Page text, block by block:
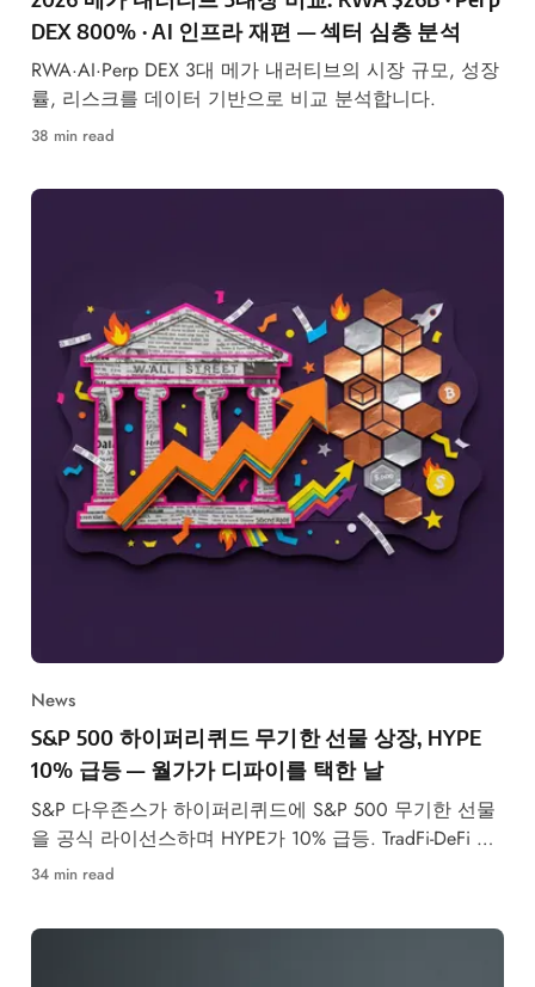
DEX 800% · AI 인프라 재편 — 섹터 심층 분석
RWA·AI·Perp DEX 3대 메가 내러티브의 시장 규모, 성장
률, 리스크를 데이터 기반으로 비교 분석합니다.
38 min read
News
S&P 500 하이퍼리퀴드 무기한 선물 상장, HYPE
10% 급등 — 월가가 디파이를 택한 날
S&P 다우존스가 하이퍼리퀴드에 S&P 500 무기한 선물
을 공식 라이선스하며 HYPE가 10% 급등. TradFi-DeFi 합
류 가속.
34 min read